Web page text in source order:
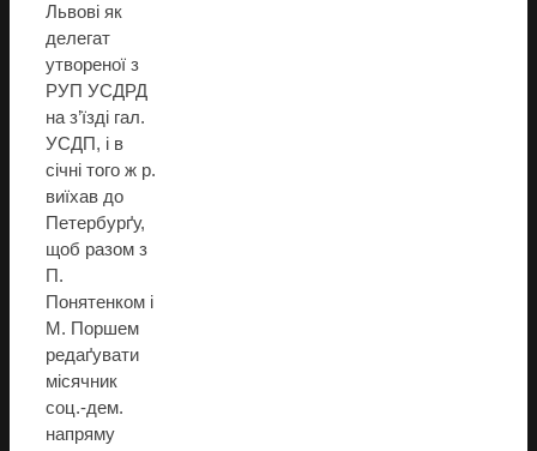
Львові як
делегат
утвореної з
РУП УСДРД
на з’їзді гал.
УСДП, і в
січні того ж р.
виїхав до
Петербурґу,
щоб разом з
П.
Понятенком і
М. Поршем
редаґувати
місячник
соц.-дем.
напряму